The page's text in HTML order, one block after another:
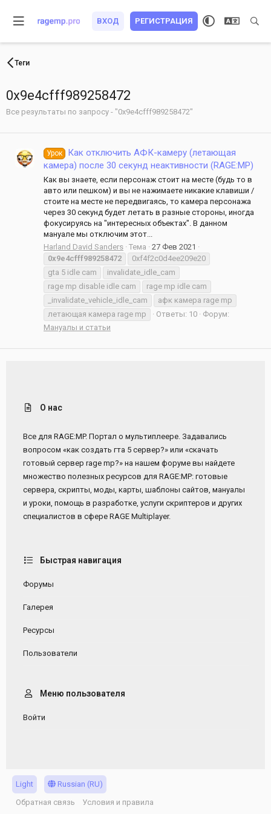
ВХОД РЕГИСТРАЦИЯ
Теги
0x9e4cfff989258472
Все результаты по запросу - "0x9e4cfff989258472"
Урок
Как отключить АФК-камеру (летающая
камера) после 30 секунд неактивности (RAGE:MP)
Как вы знаете, если персонаж стоит на месте (будь то в
авто или пешком) и вы не нажимаете никакие клавиши /
стоите на месте не передвигаясь, то камера персонажа
через 30 секунд будет летать в разные стороны, иногда
фокусируясь на "интересных объектах". В данном
мануале мы отключим этот...
Harland David Sanders Тема
27 Фев 2021
0x9e4cfff989258472
0xf4f2c0d4ee209e20
gta 5 idle cam
invalidate_idle_cam
rage mp disable idle cam
rage mp idle cam
_invalidate_vehicle_idle_cam
афк камера rage mp
летающая камера rage mp
Ответы: 10
Форум:
Мануалы и статьи
О нас
Все для RAGE:MP. Портал о мультиплеере. Задавались
вопросом «как создать гта 5 сервер?» или «скачать
готовый сервер rage mp?» на нашем форуме вы найдете
множество полезных ресурсов для RAGE:MP: готовые
сервера, скрипты, моды, карты, шаблоны сайтов, мануалы
и уроки, помощь в разработке, услуги скриптеров и других
специалистов в сфере RAGE Multiplayer.
Быстрая навигация
Форумы
Галерея
Ресурсы
Пользователи
Меню пользователя
Войти
Light
Russian (RU)
Обратная связь
Условия и правила